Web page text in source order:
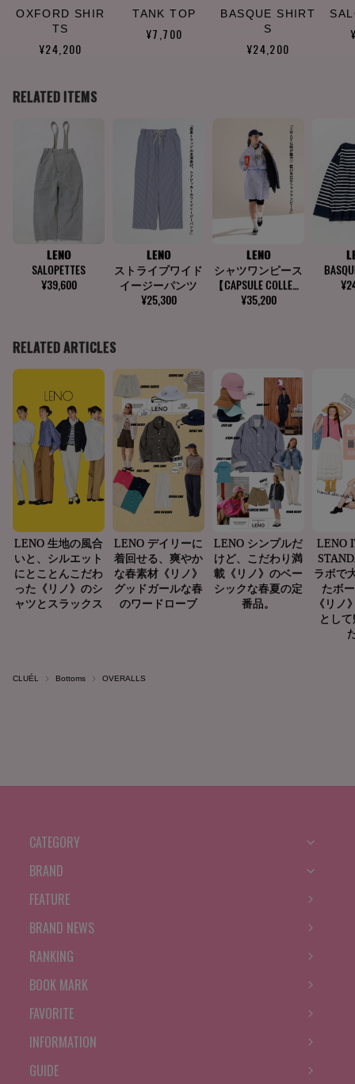
OXFORD SHIR
TS
¥24,200
TANK TOP
¥7,700
BASQUE SHIRT
S
¥24,200
CLUÉL Bottoms OVERALLS
CATEGORY
BRAND
FEATURE
BRAND NEWS
RANKING
BOOK MARK
FAVORITE
INFORMATION
GUIDE